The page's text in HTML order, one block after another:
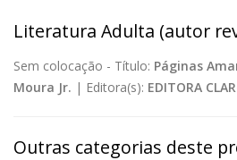
Literatura Adulta (autor
Sem colocação - Título: Páginas
Moura Jr. | Editora(s): EDITORA
Outras categorias deste